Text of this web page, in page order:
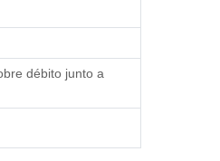
débito junto a